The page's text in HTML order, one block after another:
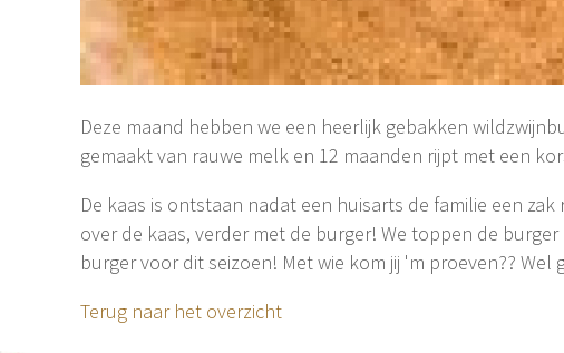
Deze maand hebben we een heerlijk gebakken
gemaakt van rauwe melk en 12 maanden rijpt met een
De kaas is ontstaan nadat een huisarts de familie een
over de kaas, verder met de burger! We toppen de
burger voor dit seizoen! Met wie kom jij 'm proeven??
Terug naar het overzicht